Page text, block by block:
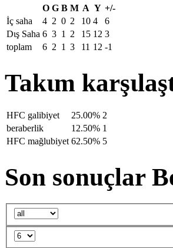
O G B M A Y +/-
İç saha
4 2 0 2 10 4
6
Dιş Saha 6 3 1 2 15 12 3
toplam
6 2 1 3 11 12 -1
Takιm
HFC galibiyet 25.00% 2
beraberlik
12.50% 1
HFC mağlubiyet 62.50% 5
Son sonuçlar